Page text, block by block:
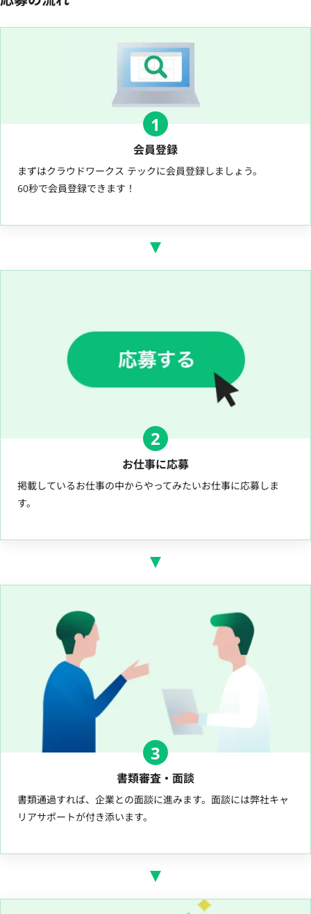
1
会員登録
まずはクラウドワークス テックに会員登録しましょう。
60秒で会員登録できます！
2
お仕事に応募
掲載しているお仕事の中からやってみたいお仕事に応募しま
す。
3
書類審査・面談
書類通過すれば、企業との面談に進みます。面談には弊社キャ
リアサポートが付き添います。